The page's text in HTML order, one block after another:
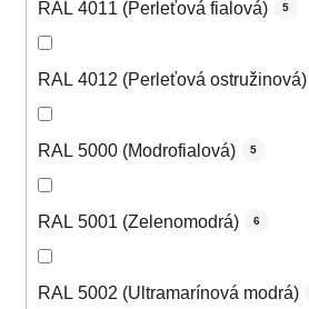
RAL 4011 (Perleťová fialová) 5
RAL 4012 (Perleťová ostružinová)
RAL 5000 (Modrofialová) 5
RAL 5001 (Zelenomodrá) 6
RAL 5002 (Ultramarínová modrá)